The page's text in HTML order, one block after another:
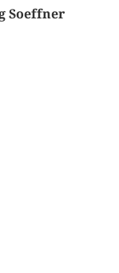
Soeffner